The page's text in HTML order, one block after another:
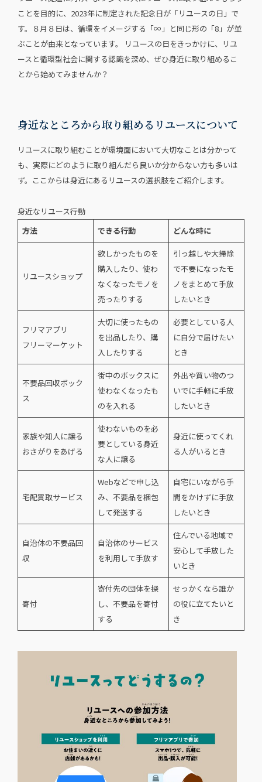
ことを目的に、2023年に制定された記念日が「リユースの日」で
す。８⽉８⽇は、循環をイメージする「∞」と同じ形の「8」が並
ぶことが由来となっています。 リユースの日をきっかけに、リユ
ースと循環型社会に関する認識を深め、ぜひ身近に取り組めるこ
とから始めてみませんか？
身近なところから取り組めるリユースについて
リユースに取り組むことが環境面において大切なことは分かって
も、実際にどのように取り組んだら良いか分からない方も多いは
ず。ここからは身近にあるリユースの選択肢をご紹介します。
身近なリユース行動
方法
できる行動 どんな時に
リユースショップ
欲しかったものを
購入したり、使わ
なくなったモノを
売ったりする
引っ越しや大掃除
で不要になったモ
ノをまとめて手放
したいとき
フリマアプリ
フリーマーケット
大切に使ったもの
を出品したり、購
入したりする
必要としている人
に自分で届けたい
とき
不要品回収ボック
ス
街中のボックスに
使わなくなったも
のを入れる
外出や買い物のつ
いでに手軽に手放
したいとき
家族や知人に譲る
おさがりをあげる
使わないものを必
要としている身近
な人に譲る
身近に使ってくれ
る人がいるとき
宅配買取サービス
Webなどで申し込
み、不要品を梱包
して発送する
自宅にいながら手
間をかけずに手放
したいとき
自治体の不要品回
収
自治体のサービス
を利用して手放す
住んでいる地域で
安心して手放した
いとき
寄付
寄付先の団体を探
し、不要品を寄付
する
せっかくなら誰か
の役に立てたいと
き